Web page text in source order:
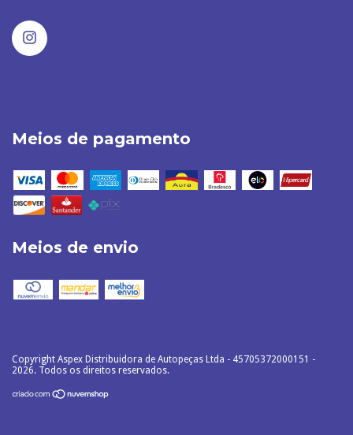
Meios de pagamento
Meios de envio
Copyright Aspex Distribuidora de Autopeças Ltda - 45705372000151 -
2026. Todos os direitos reservados.